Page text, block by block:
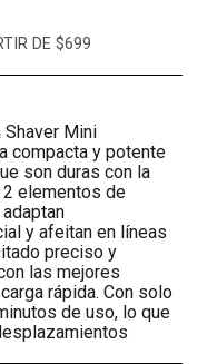
DE $699
Shaver Mini
compacta y potente
son duras con la
elementos de
y afeitan en líneas
preciso y
las mejores
rápida. Con solo
de uso, lo que